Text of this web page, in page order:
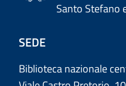
Santo Stefano
SEDE
Biblioteca nazionale